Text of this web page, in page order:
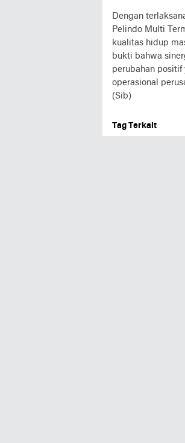
Dengan
Pelindo Multi
kualitas hidup
bukti bahwa
perubahan
operasional
(Sib)
Tag Terkait